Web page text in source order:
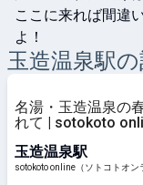
ここに来れば間違
よ！
玉造温泉駅
名湯・玉造温泉の
れて | sotokoto
玉造温泉駅
sotokoto online（ソトコトオン